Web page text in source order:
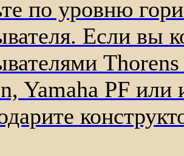
по уровню
Если вы
Yamaha PF